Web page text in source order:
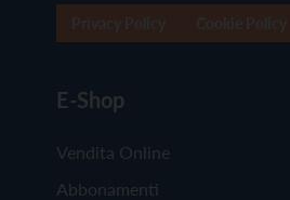
E-Shop
Vendita Online
Abbonamenti